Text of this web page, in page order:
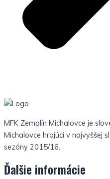
MFK Zemplín Michalovce je
Michalovce hrajúci v najvyššej
sezóny 2015/16.
Ďalšie informácie